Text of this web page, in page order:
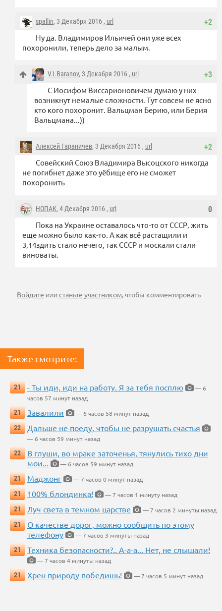
+2
spallin, 3 Декабря 2016 , url
Ну да. Владимиров Ильичей они уже всех
похоронили, теперь дело за малым.
+3
V.I.Baranov, 3 Декабря 2016 , url
С Иосифом Виссарионовичем думаю у них
возникнут немалые сложности. Тут совсем не ясно
кто кого похоронит. Вальцман Берию, или Берия
Вальцмана...))
+2
Алексей Гараничев, 3 Декабря 2016 , url
Совейский Союз Владимира Высоцского никогда
не погибнет даже это уёбище его не сможет
похоронить
0
НОПАК, 4 Декабря 2016 , url
Пока на Украине оставалось что-то от СССР, жить
еще можно было как-то. А как всё растащили и
3,14здить стало нечего, так СССР и москали стали
виноваты.
Войдите илистаньте участником, чтобы комментировать
Также смотрите:
21 - Ты иди, иди на работу. Я за тебя посплю
— 6
часов 57 минут назад
21
Завалили
— 6 часов 58 минут назад
22
Дальше не поеду, чтобы не разрушать счастья
— 6 часов 59 минут назад
22
В глуши, во мраке заточенья, тянулись тихо дни
мои...
— 6 часов 59 минут назад
21
Маджонг
— 7 часов 0 минут назад
21
100% блондинка!
— 7 часов 1 минуту назад
21
Луч света в темном царстве
— 7 часов 2 минуты назад
21
О качестве дорог, можно сообщить по этому
телефону
— 7 часов 3 минуты назад
21
Техника безопасности?.. А-а-а... Нет, не слышали!
— 7 часов 4 минуты назад
21
Хрен природу победишь! — 7 часов 5 минут назад